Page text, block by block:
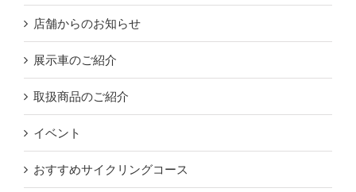
店舗からのお知らせ
展示車のご紹介
取扱商品のご紹介
イベント
おすすめサイクリングコース